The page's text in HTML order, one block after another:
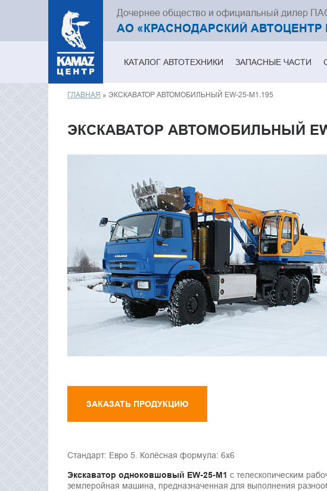
Дочернее общество и официальный дилер
АО «КРАСНОДАРСКИЙ АВТОЦЕНТР
КАТАЛОГ АВТОТЕХНИКИ ЗАПАСНЫЕ ЧАСТИ
Вы здесь
ГЛАВНАЯ » ЭКСКАВАТОР АВТОМОБИЛЬНЫЙ EW-25-M1.195
ЭКСКАВАТОР АВТОМОБИЛЬНЫЙ
ЗАКАЗАТЬ ПРОДУКЦИЮ
Стандарт: Евро 5. Колёсная формула: 6х6
Экскаватор одноковшовый EW-25-M1 с телескопическим
землеройная машина, предназначенная для выполнения